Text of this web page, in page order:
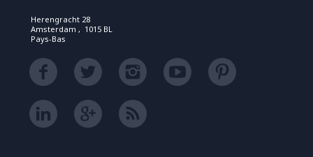
Herengracht 28
Amsterdam , 1015 BL
Pays-Bas